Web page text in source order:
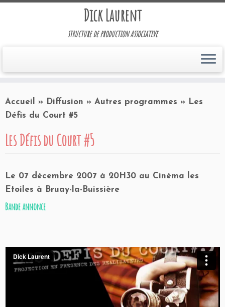
Dick Laurent
structure de production associative
Accueil » Diffusion » Autres programmes » Les
Défis du Court #5
Les Défis du Court #5
Le 07 décembre 2007 à 20H30 au Cinéma les
Etoiles à Bruay-la-Buissière
Bande annonce